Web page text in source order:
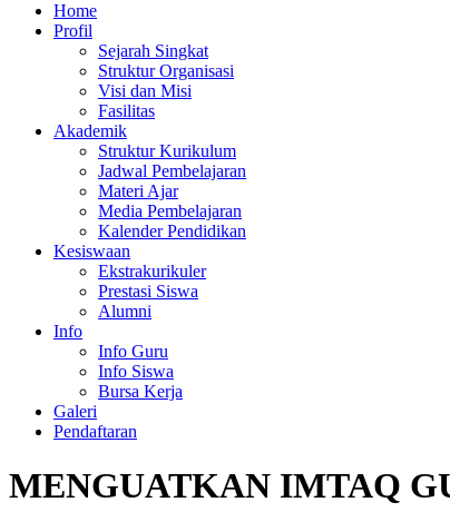
Home
Profil
Sejarah Singkat
Struktur Organisasi
Visi dan Misi
Fasilitas
Akademik
Struktur Kurikulum
Jadwal Pembelajaran
Materi Ajar
Media Pembelajaran
Kalender Pendidikan
Kesiswaan
Ekstrakurikuler
Prestasi Siswa
Alumni
Info
Info Guru
Info Siswa
Bursa Kerja
Galeri
Pendaftaran
MENGUATKAN IMTAQ